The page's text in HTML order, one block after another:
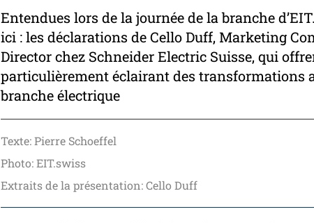
Entendues lors de la journée de la branche
ici : les déclarations de Cello Duff, Marketing
Director chez Schneider Electric Suisse, qui
particulièrement éclairant des transformations
branche électrique
Texte: Pierre Schoeffel
Photo: EIT.swiss
Extraits de la présentation: Cello Duff